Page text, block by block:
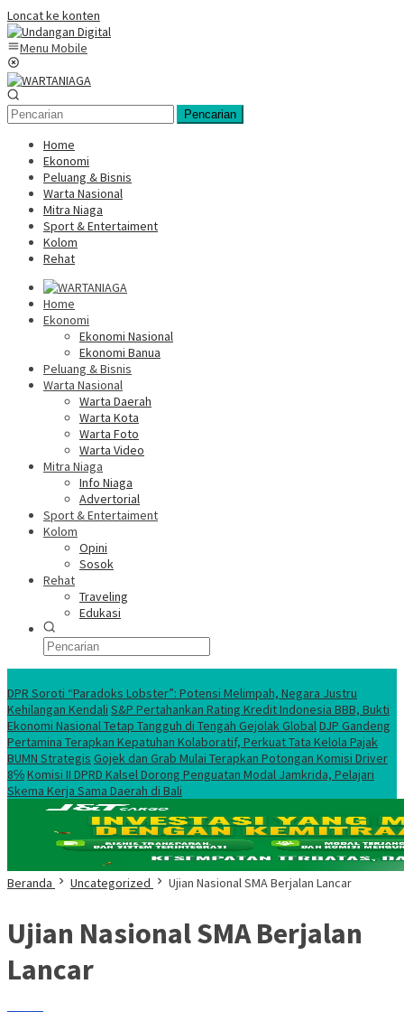
Loncat ke konten
Menu Mobile
Pencarian
Home
Ekonomi
Peluang & Bisnis
Warta Nasional
Mitra Niaga
Sport & Entertaiment
Kolom
Rehat
Home
Ekonomi
Ekonomi Nasional
Ekonomi Banua
Peluang & Bisnis
Warta Nasional
Warta Daerah
Warta Kota
Warta Foto
Warta Video
Mitra Niaga
Info Niaga
Advertorial
Sport & Entertaiment
Kolom
Opini
Sosok
Rehat
Traveling
Edukasi
DPR Soroti “Paradoks Lobster”: Potensi Melimpah, Negara Justru
Kehilangan Kendali S&P Pertahankan Rating Kredit Indonesia BBB, Bukti
Ekonomi Nasional Tetap Tangguh di Tengah Gejolak GlobalDJP Gandeng
Pertamina Terapkan Kepatuhan Kolaboratif, Perkuat Tata Kelola Pajak
BUMN Strategis Gojek dan Grab Mulai Terapkan Potongan Komisi Driver
8℅Komisi II DPRD Kalsel Dorong Penguatan Modal Jamkrida, Pelajari
Skema Kerja Sama Daerah di Bali
Beranda Uncategorized Ujian Nasional SMA Berjalan Lancar
Ujian Nasional SMA Berjalan
Lancar